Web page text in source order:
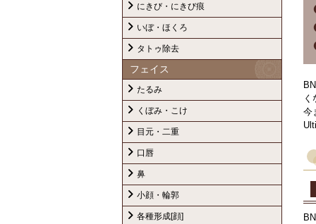
く
今
にきび・にきび痕
いぼ・ほくろ
タトゥ除去
フェイス
たるみ
くぼみ・こけ
目元・二重
口唇
鼻
小顔・輪郭
各種形成[顔]